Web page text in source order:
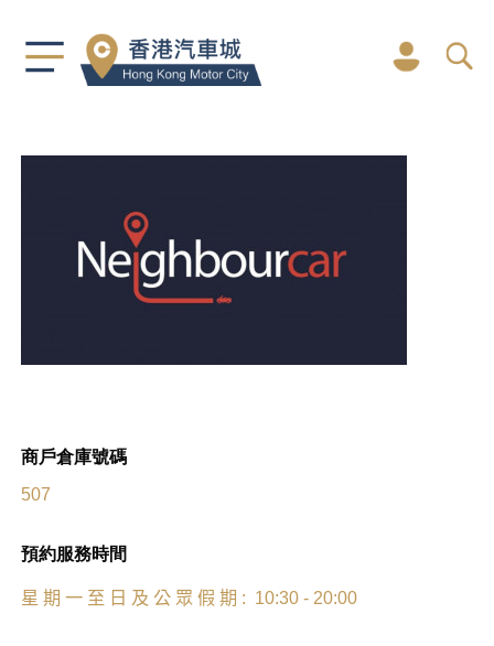
商戶倉庫號碼
507
預約服務時間
星 期 一 至 日 及 公 眾 假 期 : 10:30 - 20:00